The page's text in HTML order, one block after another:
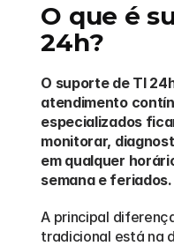
O que é
24h?
O suporte de TI
atendimento
especializados
monitorar,
em qualquer
semana e feriados.
A principal
tradicional está na